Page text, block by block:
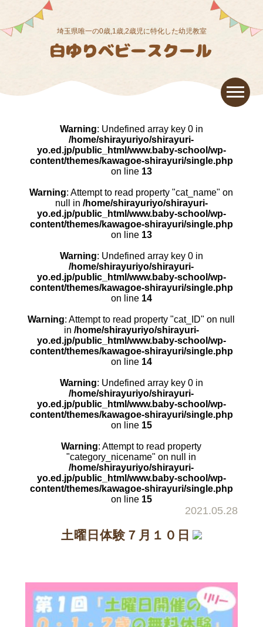
埼玉県唯一の0歳,1歳,2歳児に特化した幼児教室
Warning: Undefined array key 0 in
/home/shirayuriyo/shirayuri-
yo.ed.jp/public_html/www.baby-school/wp-
content/themes/kawagoe-shirayuri/single.php
on line 13
Warning: Attempt to read property "cat_name" on
null in /home/shirayuriyo/shirayuri-
yo.ed.jp/public_html/www.baby-school/wp-
content/themes/kawagoe-shirayuri/single.php
on line 13
Warning: Undefined array key 0 in
/home/shirayuriyo/shirayuri-
yo.ed.jp/public_html/www.baby-school/wp-
content/themes/kawagoe-shirayuri/single.php
on line 14
Warning: Attempt to read property "cat_ID" on null
in /home/shirayuriyo/shirayuri-
yo.ed.jp/public_html/www.baby-school/wp-
content/themes/kawagoe-shirayuri/single.php
on line 14
Warning: Undefined array key 0 in
/home/shirayuriyo/shirayuri-
yo.ed.jp/public_html/www.baby-school/wp-
content/themes/kawagoe-shirayuri/single.php
on line 15
Warning: Attempt to read property
"category_nicename" on null in
/home/shirayuriyo/shirayuri-
yo.ed.jp/public_html/www.baby-school/wp-
content/themes/kawagoe-shirayuri/single.php
on line 15
2021.05.28
土曜日体験７月１０日